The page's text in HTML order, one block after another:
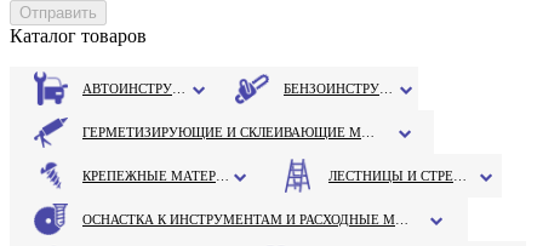
Каталог товаров